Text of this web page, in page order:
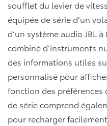
soufflet du levier de
équipée de série d’un
d’un système audio JBL
combiné d’instruments
des informations utiles
personnalisé pour
fonction des préférences
de série comprend
pour recharger